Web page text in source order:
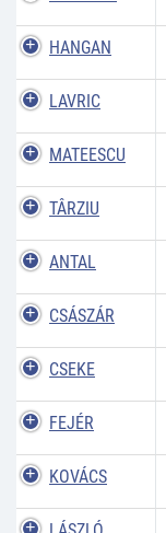
HANGAN
LAVRIC
MATEESCU
TÂRZIU
ANTAL
CSÁSZÁR
CSEKE
FEJÉR
KOVÁCS